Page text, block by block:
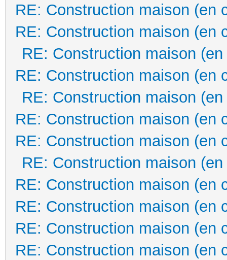
RE: Construction maison (en
RE: Construction maison (en
RE: Construction maison
RE: Construction maison (en
RE: Construction maison
RE: Construction maison (en
RE: Construction maison (en
RE: Construction maison
RE: Construction maison (en
RE: Construction maison (en
RE: Construction maison (en
RE: Construction maison (en